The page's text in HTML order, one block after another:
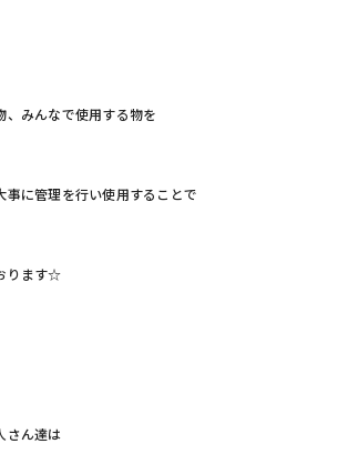
、みんなで使用する物を
事に管理を行い使用することで
ります☆
さん達は